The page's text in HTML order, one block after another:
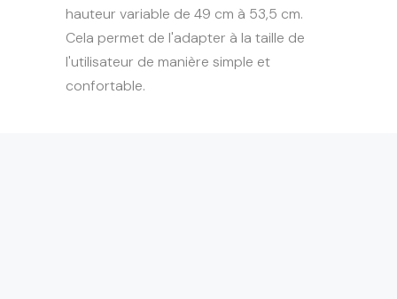
hauteur variable de 49 cm à 53,5 cm.
Cela permet de l'adapter à la taille de
l'utilisateur de manière simple et
confortable.